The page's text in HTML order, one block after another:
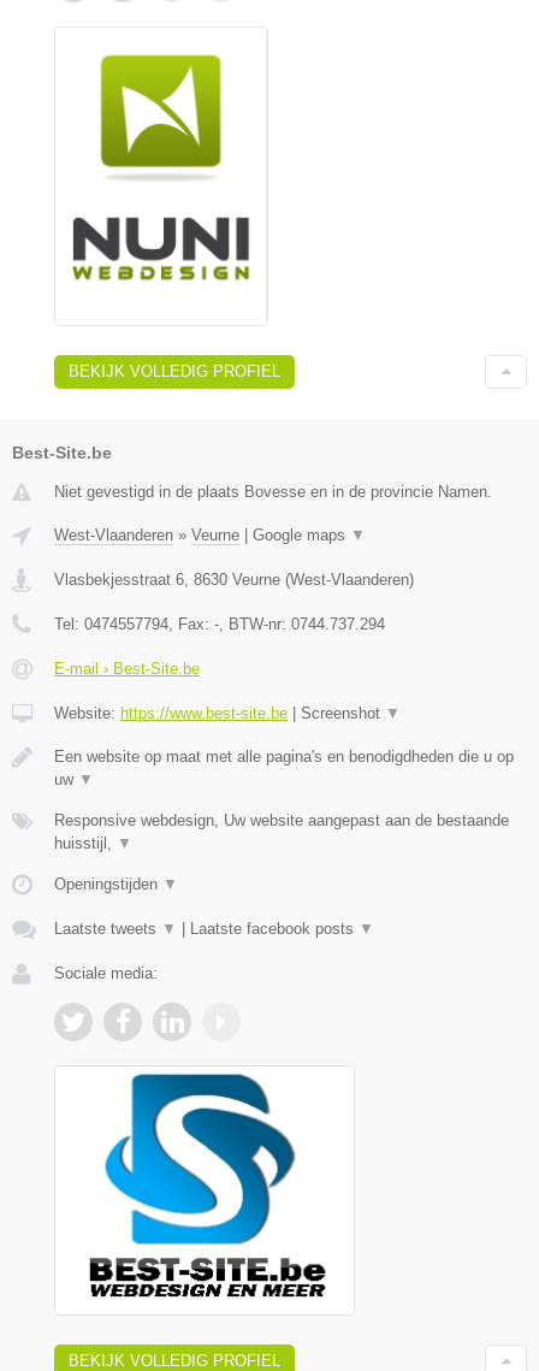
BEKIJK VOLLEDIG PROFIEL
Best-Site.be
Niet gevestigd in de plaats Bovesse en in de provincie Namen.
West-Vlaanderen » Veurne Google maps ▼
Vlasbekjesstraat 6, 8630 Veurne (West-Vlaanderen)
Tel: 0474557794, Fax: -, BTW-nr: 0744.737.294
E-mail › Best-Site.be
Website: https://www.best-site.be Screenshot ▼
Een website op maat met alle pagina's en benodigdheden die u op
uw ▼
Responsive webdesign, Uw website aangepast aan de bestaande
huisstijl, ▼
Openingstijden ▼
Laatste tweets ▼ Laatste facebook posts ▼
Sociale media:
BEKIJK VOLLEDIG PROFIEL